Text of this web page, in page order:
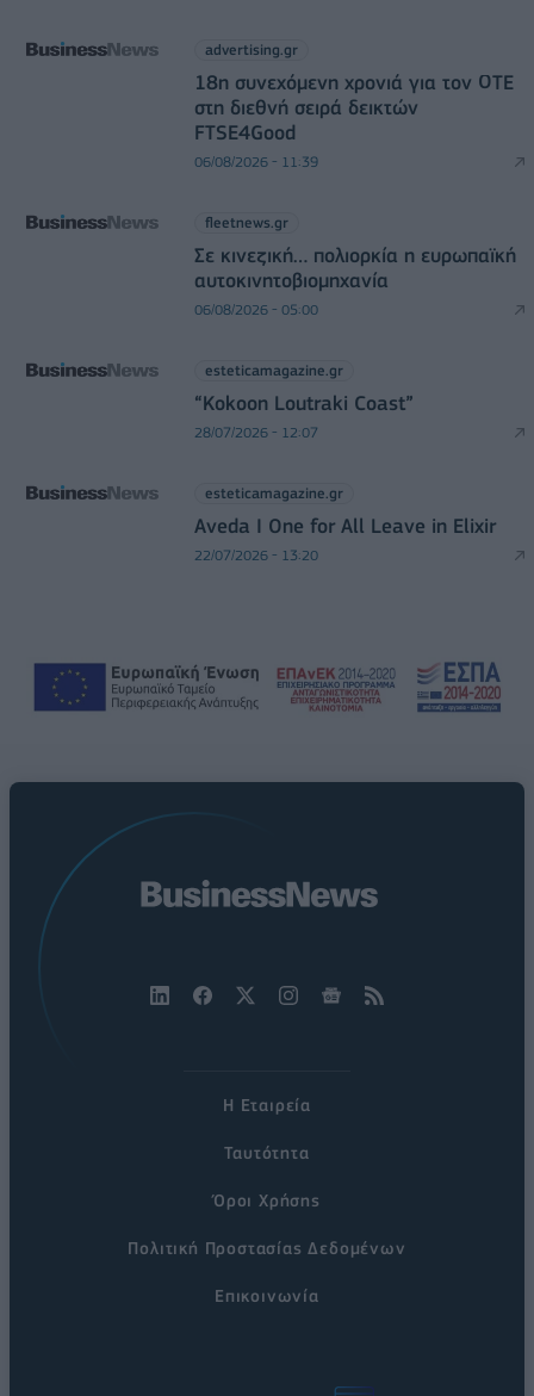
advertising.gr
18η συνεχόμενη χρονιά για τον ΟΤΕ
στη διεθνή σειρά δεικτών
FTSE4Good
06/08/2026 - 11:39
fleetnews.gr
Σε κινεζική… πολιορκία η ευρωπαϊκή
αυτοκινητοβιομηχανία
06/08/2026 - 05:00
esteticamagazine.gr
“Kokoon Loutraki Coast”
28/07/2026 - 12:07
esteticamagazine.gr
Aveda I One for All Leave in Elixir
22/07/2026 - 13:20
Η Εταιρεία
Ταυτότητα
Όροι Χρήσης
Πολιτική Προστασίας Δεδομένων
Επικοινωνία